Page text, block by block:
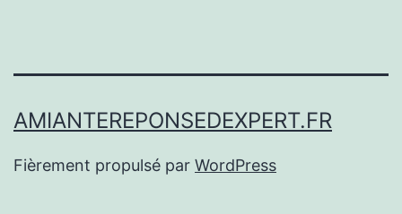
AMIANTEREPONSEDEXPERT.FR
Fièrement propulsé par WordPress